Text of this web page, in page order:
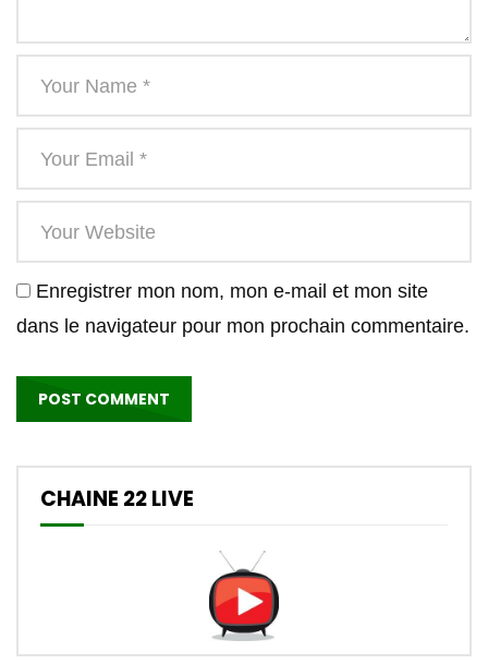
Enregistrer mon nom, mon e-mail et mon site
dans le navigateur pour mon prochain commentaire.
CHAINE 22 LIVE